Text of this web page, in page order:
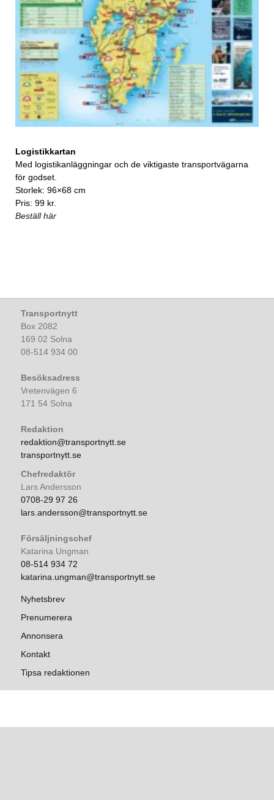
Logistikkartan
Med logistikanläggningar och de viktigaste transportvägarna
för godset.
Storlek: 96×68 cm
Pris: 99 kr.
Beställ här
Transportnytt
Box 2082
169 02 Solna
08-514 934 00
Besöksadress
Vretenvägen 6
171 54 Solna
Redaktion
redaktion@transportnytt.se
transportnytt.se
Chefredaktör
Lars Andersson
0708-29 97 26
lars.andersson@transportnytt.se
Försäljningschef
Katarina Ungman
08-514 934 72
katarina.ungman@transportnytt.se
Nyhetsbrev
Prenumerera
Annonsera
Kontakt
Tipsa redaktionen